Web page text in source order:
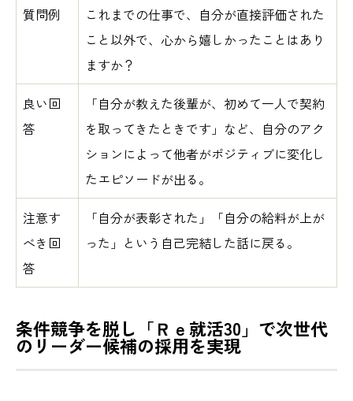
質問例
これまでの仕事で、自分が直接評価された
こと以外で、心から嬉しかったことはあり
ますか？
良い回
答
「自分が教えた後輩が、初めて一人で契約
を取ってきたときです」など、自分のアク
ションによって他者がポジティブに変化し
たエピソードが出る。
注意す
べき回
答
「自分が表彰された」「自分の給料が上が
った」という自己完結した話に戻る。
条件競争を脱し「Ｒｅ就活30」で次世代
のリーダー候補の採用を実現